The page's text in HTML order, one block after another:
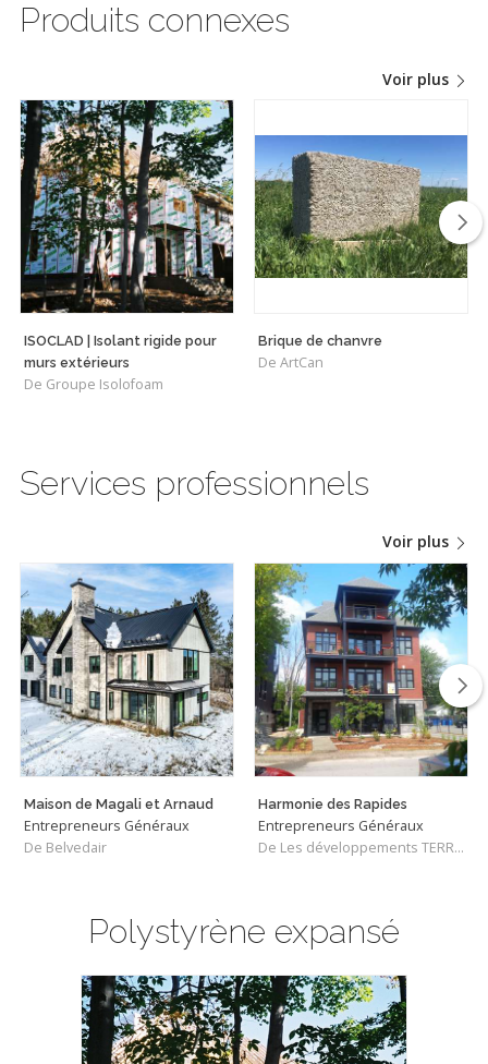
Produits connexes
Voir plus
ISOCLAD | Isolant rigide pour
murs extérieurs
De Groupe Isolofoam
Brique de chanvre
De ArtCan
Services professionnels
Voir plus
Maison de Magali et Arnaud
Entrepreneurs Généraux
De Belvedair
Harmonie des Rapides
Entrepreneurs Généraux
De Les développements TERRA VERDE
Polystyrène expansé